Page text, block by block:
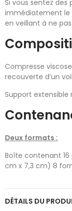
Si vous sentez
immédiatement le
en veillant à ne
Compresse
recouverte d’un
Support
Deux formats :
Boîte contenant
cm x 7,3 cm) 8
DÉTAILS DU